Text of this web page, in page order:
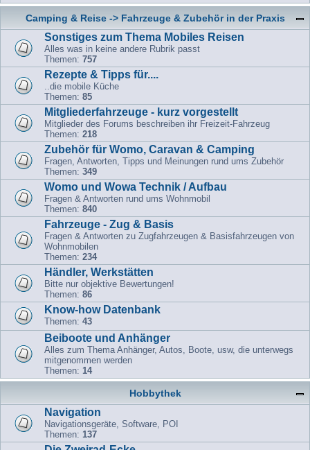
Camping & Reise -> Fahrzeuge & Zubehör in der Praxis
Sonstiges zum Thema Mobiles Reisen
Alles was in keine andere Rubrik passt
Themen: 757
Rezepte & Tipps für....
..die mobile Küche
Themen: 85
Mitgliederfahrzeuge - kurz vorgestellt
Mitglieder des Forums beschreiben ihr Freizeit-Fahrzeug
Themen: 218
Zubehör für Womo, Caravan & Camping
Fragen, Antworten, Tipps und Meinungen rund ums Zubehör
Themen: 349
Womo und Wowa Technik / Aufbau
Fragen & Antworten rund ums Wohnmobil
Themen: 840
Fahrzeuge - Zug & Basis
Fragen & Antworten zu Zugfahrzeugen & Basisfahrzeugen von
Wohnmobilen
Themen: 234
Händler, Werkstätten
Bitte nur objektive Bewertungen!
Themen: 86
Know-how Datenbank
Themen: 43
Beiboote und Anhänger
Alles zum Thema Anhänger, Autos, Boote, usw, die unterwegs
mitgenommen werden
Themen: 14
Hobbythek
Navigation
Navigationsgeräte, Software, POI
Themen: 137